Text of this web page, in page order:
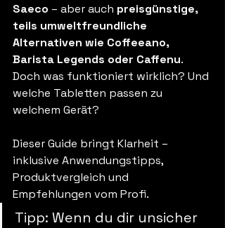
Saeco – aber auch preisgünstige,
teils umweltfreundliche
Alternativen wie Coffeeano,
Barista Legends oder Caffenu.
Doch was funktioniert wirklich? Und
welche Tabletten passen zu
welchem Gerät?
Dieser Guide bringt Klarheit –
inklusive Anwendungstipps,
Produktvergleich und
Empfehlungen vom Profi.
Tipp: Wenn du dir unsicher